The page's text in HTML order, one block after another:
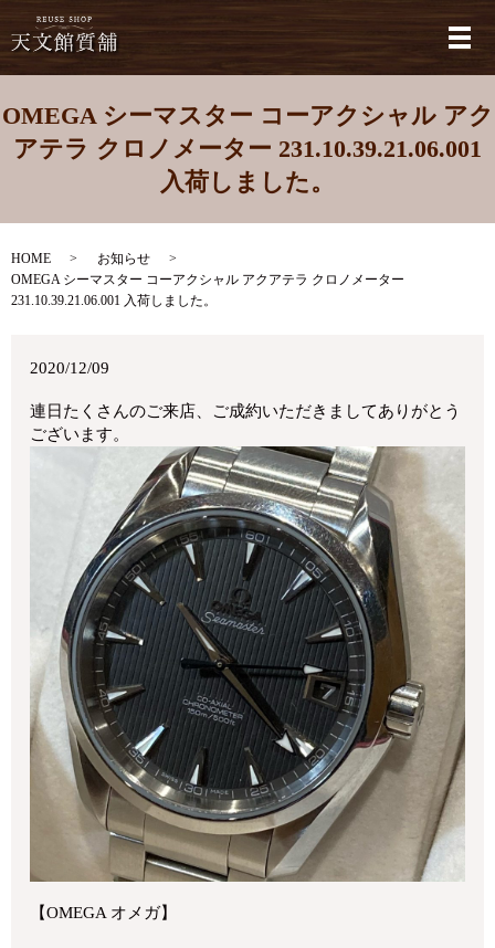
メ
OMEGA シーマスター コーアクシャル アク
アテラ クロノメーター 231.10.39.21.06.001
入荷しました。
HOME
お知らせ
OMEGA シーマスター コーアクシャル アクアテラ クロノメーター
231.10.39.21.06.001 入荷しました。
2020/12/09
連日たくさんのご来店、ご成約いただきましてありがとう
ございます。
【OMEGA オメガ】